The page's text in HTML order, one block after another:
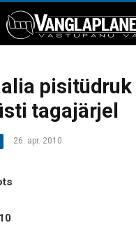
pisitüdruk
tagajärjel
26. apr. 2010